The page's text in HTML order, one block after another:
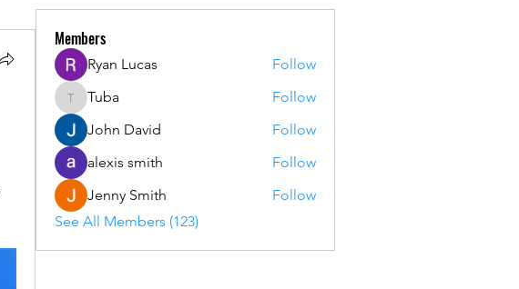
Members
Ryan Lucas Follow
Tuba
Tuba
Follow
John David
Follow
alexis smith
Follow
Jenny Smith
Follow
See All Members (123)